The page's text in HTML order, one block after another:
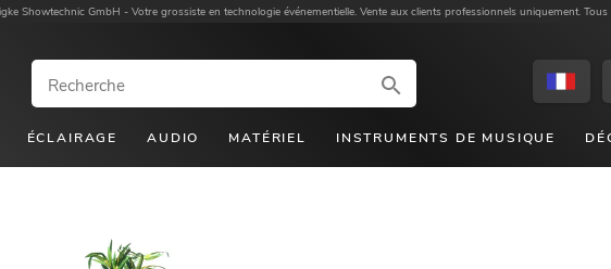
Showtechnic GmbH - Votre grossiste en technologie événementielle. Vente aux clients professionnels uniquement.
ÉCLAIRAGE AUDIO MATÉRIEL INSTRUMENTS DE MUSIQUE